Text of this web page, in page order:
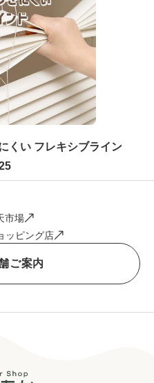
くい フレキシブライン
市場
ッピング店
ご案内